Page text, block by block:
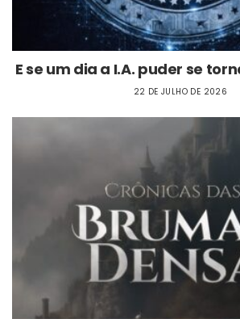
E se um dia a I.A. puder se
22 DE JULHO DE 2026